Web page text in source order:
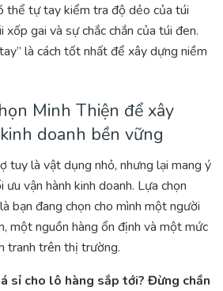
thể tự tay kiểm tra độ dẻo của túi
xốp gai và sự chắc chắn của túi đen.
là cách tốt nhất để xây dựng niềm
Minh Thiện để xây
doanh bền vững
tuy là vật dụng nhỏ, nhưng lại mang ý
vận hành kinh doanh. Lựa chọn
là bạn đang chọn cho mình một người
một nguồn hàng ổn định và một mức
tranh trên thị trường.
sỉ cho lô hàng sắp tới? Đừng chần